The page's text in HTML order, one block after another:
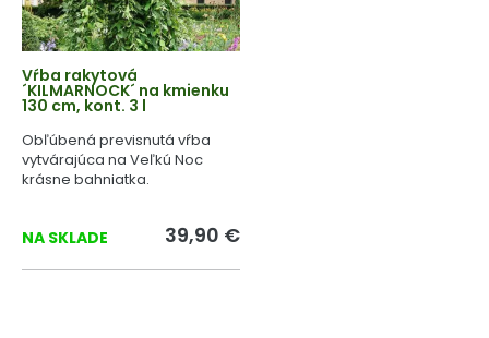
Vŕba rakytová
´KILMARNOCK´ na kmienku
130 cm, kont. 3 l
Obľúbená previsnutá vŕba
vytvárajúca na Veľkú Noc
krásne bahniatka.
NA SKLADE 39,90 €